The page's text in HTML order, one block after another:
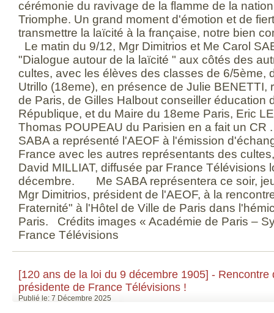
cérémonie du ravivage de la flamme de la
Triomphe. Un grand moment d'émotion et de
transmettre la laïcité à la française, notre bien
Le matin du 9/12, Mgr Dimitrios et Me Carol
"Dialogue autour de la laïcité " aux côtés des
cultes, avec les élèves des classes de 6/5ème,
Utrillo (18eme), en présence de Julie BENETTI,
de Paris, de Gilles Halbout conseiller éducation
République, et du Maire du 18eme Paris, Eric
Thomas POUPEAU du Parisien en a fait un
SABA a représenté l'AEOF à l'émission
France avec les autres représentants des
David MILLIAT, diffusée par France Télévisions
décembre. Me SABA représentera ce soir,
Mgr Dimitrios, président de l'AEOF, à la
Fraternité" à l'Hôtel de Ville de Paris dans
Paris. Crédits images « Académie de Paris –
France Télévisions
[120 ans de la loi du 9 décembre 1905] - Rencontre
présidente de France Télévisions !
Publié le: 7 Décembre 2025